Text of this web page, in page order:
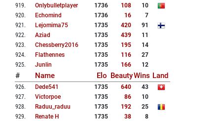
919. Onlybulletplayer 1736 108
10
920. Echomind 1736 16
7
921 . Lejomima75 1735 420
91
922. Aziad 1735 439
11
923. Chessberry2016 1735 195
14
924. Flathennes 1735 116
27
925. Junlin 1735 166 12
# Name Elo BeautyWins Land
926. Dede541 1735 640
43
927. Victorpoe 1735 86
10
928. Raduu_raduu 1735 192
25
929. Renate H 1735 38
8